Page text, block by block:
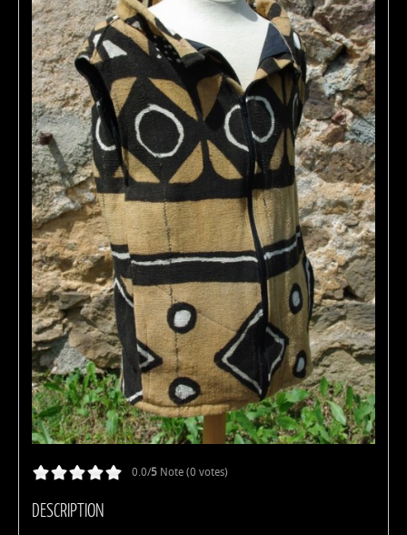
0.0/5 Note (0 votes)
DESCRIPTION